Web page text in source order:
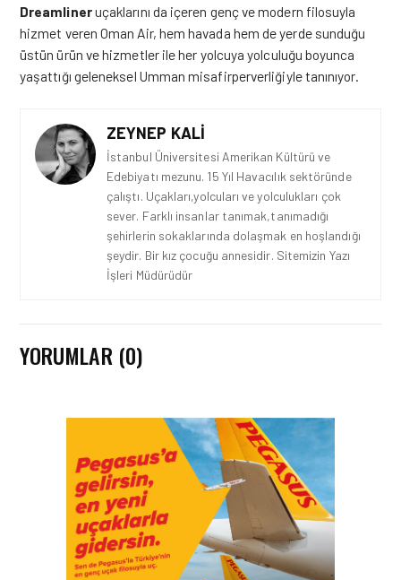
Dreamlineruçaklarını da içeren genç ve modern filosuyla
hizmet veren Oman Air, hem havada hem de yerde sunduğu
üstün ürün ve hizmetler ile her yolcuya yolculuğu boyunca
yaşattığı geleneksel Umman misafirperverliğiyle tanınıyor.
ZEYNEP KALI
İstanbul Üniversitesi Amerikan Kültürü ve
Edebiyatı mezunu. 15 Yıl Havacılık sektöründe
çalıştı. Uçakları,yolcuları ve yolculukları çok
sever. Farklı insanlar tanımak,tanımadığı
şehirlerin sokaklarında dolaşmak en hoşlandığı
şeydir. Bir kız çocuğu annesidir. Sitemizin Yazı
İşleri Müdürüdür
YORUMLAR (0)
HAVAYOLU • 07 AĞU 2026
SUNEXPRESS’IN ÜÇ GÜN
ÜST ÜSTE GÜNLÜK
YOLCU SAYISI 71 BINI AŞTI
HAVAYOLU • 05 AĞU 2026